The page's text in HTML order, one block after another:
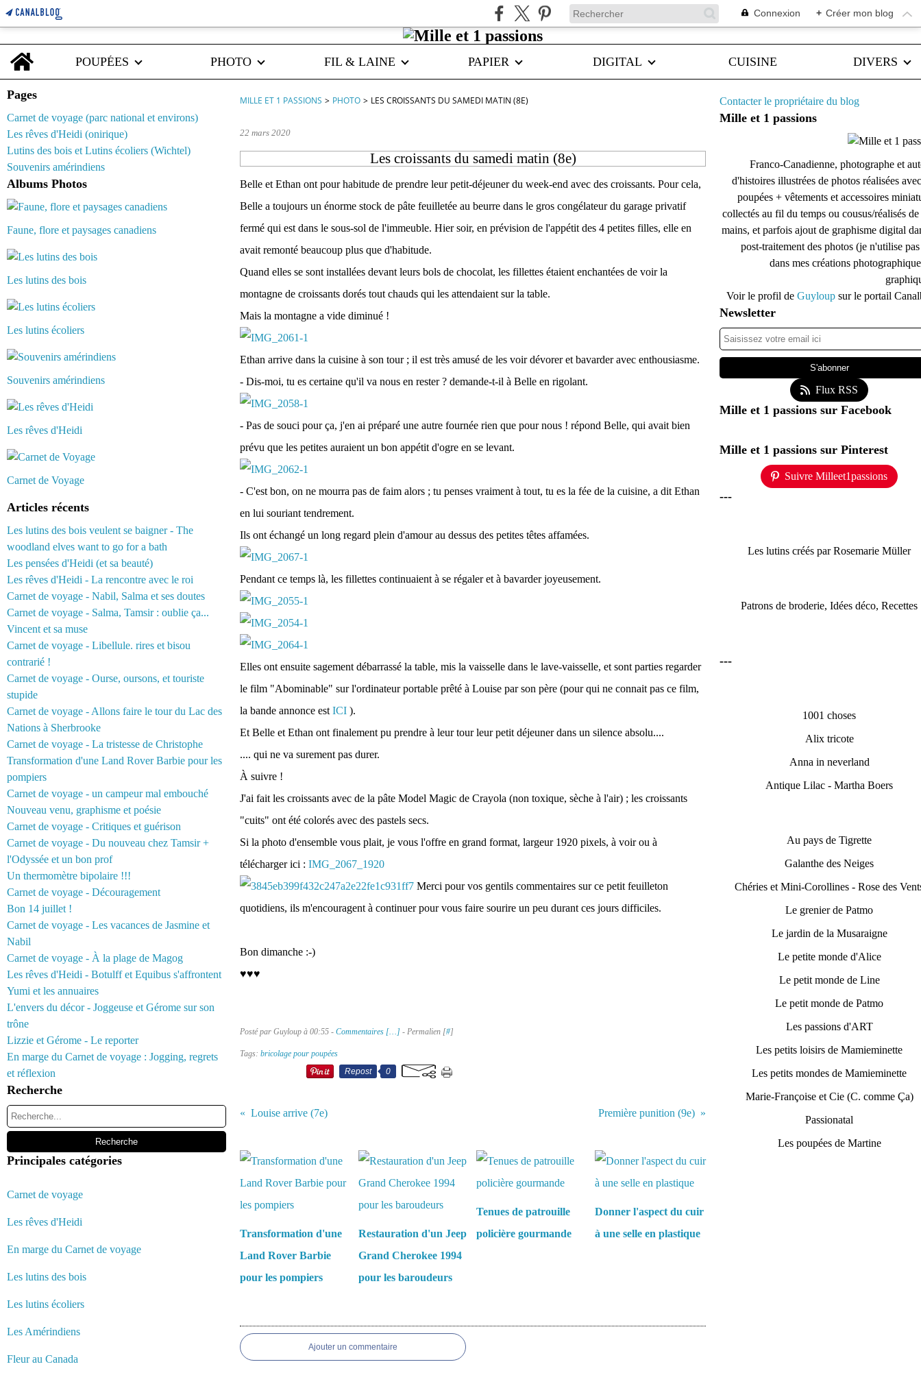
Connexion + Créer mon blog
Home
POUPÉES
PHOTO FIL & LAINE PAPIER DIGITAL CUISINE DIVERS
Pages
Carnet de voyage (parc national et environs)
Les rêves d'Heidi (onirique)
Lutins des bois et Lutins écoliers (Wichtel)
Souvenirs amérindiens
Albums Photos
Faune, flore et paysages canadiens
Les lutins des bois
Les lutins écoliers
Souvenirs amérindiens
Les rêves d'Heidi
Carnet de Voyage
Articles récents
Les lutins des bois veulent se baigner - The
woodland elves want to go for a bath
Les pensées d'Heidi (et sa beauté)
Les rêves d'Heidi - La rencontre avec le roi
Carnet de voyage - Nabil, Salma et ses doutes
Carnet de voyage - Salma, Tamsir : oublie ça...
Vincent et sa muse
Carnet de voyage - Libellule. rires et bisou
contrarié !
Carnet de voyage - Ourse, oursons, et touriste
stupide
Carnet de voyage - Allons faire le tour du Lac des
Nations à Sherbrooke
Carnet de voyage - La tristesse de Christophe
Transformation d'une Land Rover Barbie pour les
pompiers
Carnet de voyage - un campeur mal embouché
Nouveau venu, graphisme et poésie
Carnet de voyage - Critiques et guérison
Carnet de voyage - Du nouveau chez Tamsir +
l'Odyssée et un bon prof
Un thermomètre bipolaire !!!
Carnet de voyage - Découragement
Bon 14 juillet !
Carnet de voyage - Les vacances de Jasmine et
Nabil
Carnet de voyage - À la plage de Magog
Les rêves d'Heidi - Botulff et Equibus s'affrontent
Yumi et les annuaires
L'envers du décor - Joggeuse et Gérome sur son
trône
Lizzie et Gérome - Le reporter
En marge du Carnet de voyage : Jogging, regrets
et réflexion
Recherche
Principales catégories
Carnet de voyage
Les rêves d'Heidi
En marge du Carnet de voyage
Les lutins des bois
Les lutins écoliers
Les Amérindiens
Fleur au Canada
MILLE ET 1 PASSIONS > PHOTO > LES CROISSANTS DU SAMEDI MATIN (8E)
22 mars 2020
Les croissants du samedi matin (8e)
Belle et Ethan ont pour habitude de prendre leur petit-déjeuner du week-end avec des croissants. Pour cela,
Belle a toujours un énorme stock de pâte feuilletée au beurre dans le gros congélateur du garage privatif
fermé qui est dans le sous-sol de l'immeuble. Hier soir, en prévision de l'appétit des 4 petites filles, elle en
avait remonté beaucoup plus que d'habitude.
Quand elles se sont installées devant leurs bols de chocolat, les fillettes étaient enchantées de voir la
montagne de croissants dorés tout chauds qui les attendaient sur la table.
Mais la montagne a vide diminué !
Ethan arrive dans la cuisine à son tour ; il est très amusé de les voir dévorer et bavarder avec enthousiasme.
- Dis-moi, tu es certaine qu'il va nous en rester ? demande-t-il à Belle en rigolant.
- Pas de souci pour ça, j'en ai préparé une autre fournée rien que pour nous ! répond Belle, qui avait bien
prévu que les petites auraient un bon appétit d'ogre en se levant.
- C'est bon, on ne mourra pas de faim alors ; tu penses vraiment à tout, tu es la fée de la cuisine, a dit Ethan
en lui souriant tendrement.
Ils ont échangé un long regard plein d'amour au dessus des petites têtes affamées.
Pendant ce temps là, les fillettes continuaient à se régaler et à bavarder joyeusement.
Elles ont ensuite sagement débarrassé la table, mis la vaisselle dans le lave-vaisselle, et sont parties regarder
le film "Abominable" sur l'ordinateur portable prêté à Louise par son père (pour qui ne connait pas ce film,
la bande annonce est ICI ).
Et Belle et Ethan ont finalement pu prendre à leur tour leur petit déjeuner dans un silence absolu....
.... qui ne va surement pas durer.
À suivre !
J'ai fait les croissants avec de la pâte Model Magic de Crayola (non toxique, sèche à l'air) ; les croissants
"cuits" ont été colorés avec des pastels secs.
Si la photo d'ensemble vous plait, je vous l'offre en grand format, largeur 1920 pixels, à voir ou à
télécharger ici : IMG_2067_1920
Merci pour vos gentils commentaires sur ce petit feuilleton
quotidiens, ils m'encouragent à continuer pour vous faire sourire un peu durant ces jours difficiles.
Bon dimanche :-)
♥♥♥
Posté par Guyloup à 00:55 - Commentaires […] - Permalien [#]
Tags: bricolage pour poupées
Repost
0
Louise arrive (7e) Première punition (9e)
Transformation d'une
Land Rover Barbie
pour les pompiers
Restauration d'un Jeep
Grand Cherokee 1994
pour les baroudeurs
Tenues de patrouille
policière gourmande
Donner l'aspect du cuir
à une selle en plastique
Ajouter un commentaire
Contacter le propriétaire du blog
Mille et 1 passions
Franco-Canadienne, photographe et
d'histoires illustrées de photos réalisées
poupées + vêtements et accessoires
collectés au fil du temps ou cousus/réalisés de
mains, et parfois ajout de graphisme digital
post-traitement des photos (je n'utilise
dans mes créations
Voir le profil de Guyloup sur le portail
Newsletter
Flux RSS
Mille et 1 passions sur Facebook
Mille et 1 passions sur Pinterest
Suivre Milleet1passions
---
Les lutins créés par Rosemarie Müller
Patrons de broderie, Idées déco, Recettes
---
1001 choses
Alix tricote
Anna in neverland
Antique Lilac - Martha Boers
Au pays de Tigrette
Galanthe des Neiges
Chéries et Mini-Corollines - Rose des
Le grenier de Patmo
Le jardin de la Musaraigne
Le petite monde d'Alice
Le petit monde de Line
Le petit monde de Patmo
Les passions d'ART
Les petits loisirs de Mamieminette
Les petits mondes de Mamieminette
Marie-Françoise et Cie (C. comme Ça)
Passionatal
Les poupées de Martine